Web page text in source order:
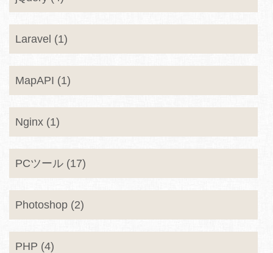
Laravel (1)
MapAPI (1)
Nginx (1)
PCツール (17)
Photoshop (2)
PHP (4)